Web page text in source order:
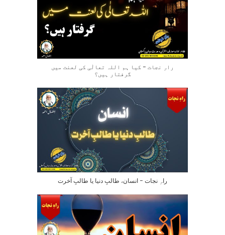
راہِ نجات – کیا ہم اللہ تعالٰی کی لعنت میں
گرفتار ہیں؟
راہِ نجات – انسان، طالبِ دنیا یا طالبِ آخرت